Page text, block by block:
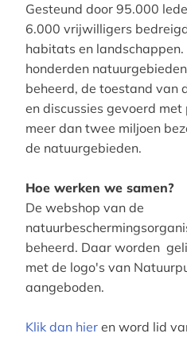
Gesteund door 95.000
6.000 vrijwilligers
habitats en
honderden
beheerd, de toestand van
en discussies gevoerd
meer dan twee miljoen
de natuurgebieden.
Hoe werken we samen?
De webshop van de
beheerd. Daar worden
met de logo's van
aangeboden.
Klik dan hier en word lid